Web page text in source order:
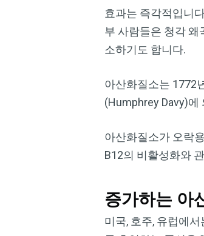
효과는 즉각적입니
부 사람들은 청각 왜
소하기도 합니다.
아산화질소는 1772
(Humphrey Davy)에
아산화질소가 오락
B12의 비활성화와
증가하는 아
미국, 호주, 유럽에